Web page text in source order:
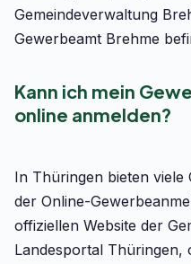
Gemeindeverwaltung
Gewerbeamt Brehme
Kann ich mein
online anmelden?
In Thüringen bieten viele
der Online-
offiziellen Website der
Landesportal Thüringen,